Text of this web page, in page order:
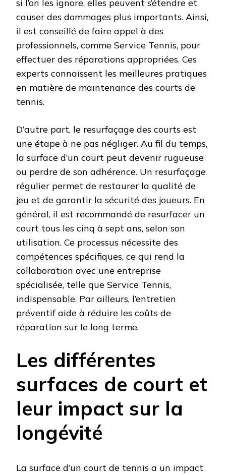
si l’on les ignore, elles peuvent s’étendre et
causer des dommages plus importants. Ainsi,
il est conseillé de faire appel à des
professionnels, comme Service Tennis, pour
effectuer des réparations appropriées. Ces
experts connaissent les meilleures pratiques
en matière de maintenance des courts de
tennis.
D’autre part, le resurfaçage des courts est
une étape à ne pas négliger. Au fil du temps,
la surface d’un court peut devenir rugueuse
ou perdre de son adhérence. Un resurfaçage
régulier permet de restaurer la qualité de
jeu et de garantir la sécurité des joueurs. En
général, il est recommandé de resurfacer un
court tous les cinq à sept ans, selon son
utilisation. Ce processus nécessite des
compétences spécifiques, ce qui rend la
collaboration avec une entreprise
spécialisée, telle que Service Tennis,
indispensable. Par ailleurs, l’entretien
préventif aide à réduire les coûts de
réparation sur le long terme.
Les différentes
surfaces de court et
leur impact sur la
longévité
La surface d’un court de tennis a un impact